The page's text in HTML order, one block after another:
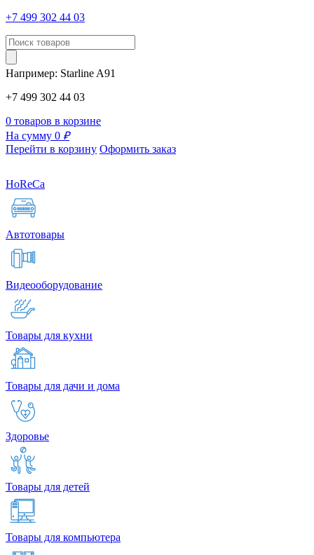
+7 499 302 44 03
Например: Starline A91
+7 499 302 44 03
0 товаров в корзине
На сумму 0 ₽
Перейти в корзину Оформить заказ
HoReCa
Автотовары
Видеооборудование
Товары для кухни
Товары для дачи и дома
Здоровье
Товары для детей
Товары для компьютера